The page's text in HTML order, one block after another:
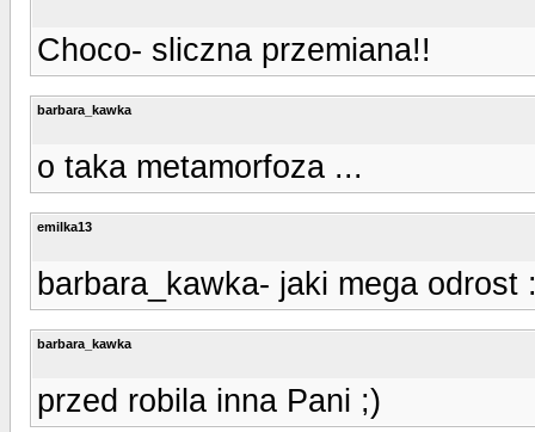
Choco- sliczna przemiana!!
barbara_kawka
o taka metamorfoza ...
emilka13
barbara_kawka- jaki mega
barbara_kawka
przed robila inna Pani ;)